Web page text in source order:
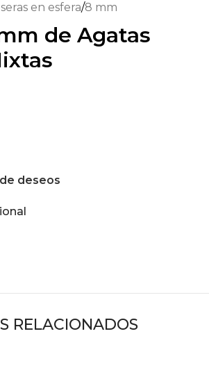
en esfera/8 mm
de Agatas
deseos
RELACIONADOS